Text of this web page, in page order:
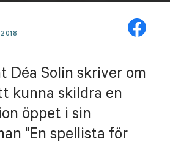
Déa Solin skriver om
kunna skildra en
öppet i sin
"En spellista för